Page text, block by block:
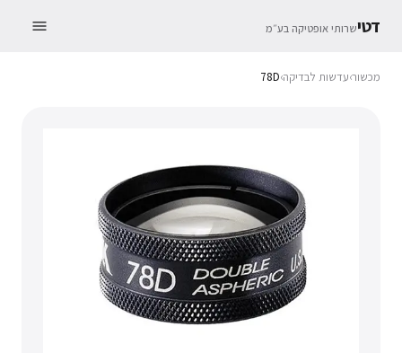
דטישרותי אופטיקה בע״מ
מכשור›עדשות לבדיקה›
78D